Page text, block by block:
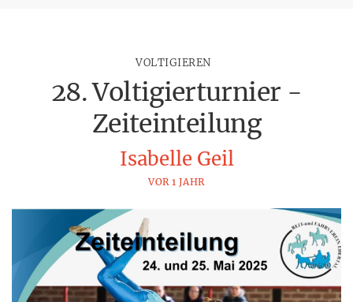
VOLTIGIEREN
28. Voltigierturnier -
Zeiteinteilung
Isabelle Geil
VOR 1 JAHR